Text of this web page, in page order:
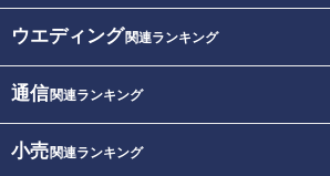
ウエディング関連ランキング
通信関連ランキング
小売関連ランキング